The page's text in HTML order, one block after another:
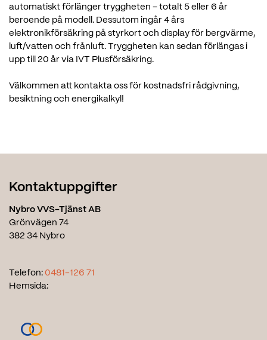
automatiskt förlänger tryggheten – totalt 5 eller 6 år
beroende på modell. Dessutom ingår 4 års
elektronikförsäkring på styrkort och display för bergvärme,
luft/vatten och frånluft. Tryggheten kan sedan förlängas i
upp till 20 år via IVT Plusförsäkring.
Välkommen att kontakta oss för kostnadsfri rådgivning,
besiktning och energikalkyl!
Kontaktuppgifter
Nybro VVS-Tjänst AB
Grönvägen 74
382 34 Nybro
Telefon: 0481-126 71
Hemsida: